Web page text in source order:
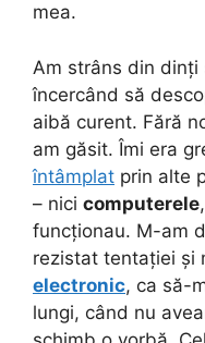
mea.
Am strâns din dinți
încercând să
aibă curent. Fără
am găsit. Îmi era
întâmplat prin alte
– nici computerele
funcționau. M-am
rezistat tentației și
electronic, ca să-
lungi, când nu